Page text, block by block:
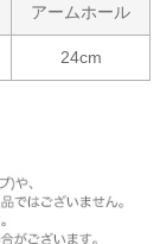
アームホール
24cm